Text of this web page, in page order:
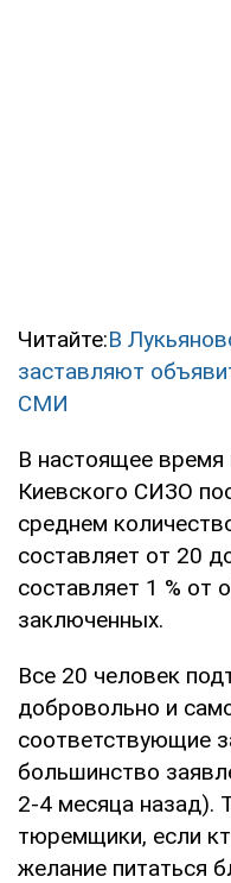
Читайте:В
заставляют
СМИ
В настоящее
Киевского СИЗО
среднем
составляет от 20
составляет 1 % от
заключенных.
Все 20 человек
добровольно и
соответствующие
большинство
2-4 месяца назад).
тюремщики, если
желание питаться